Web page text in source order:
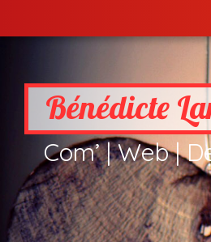
Bénédicte
Com’ | Web |